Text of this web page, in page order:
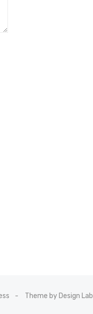
Theme by Design Lab